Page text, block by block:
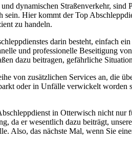
dynamischen Straßenverkehr,
sein. Hier kommt der Top
zu handeln.
darin besteht, einfach
und professionelle Beseitigung
dazu beitragen, gefährliche
von zusätzlichen Services an, die
oder in Unfälle verwickelt
in Otterwisch nicht
da er wesentlich dazu beiträgt,
Also, das nächste Mal, wenn Sie